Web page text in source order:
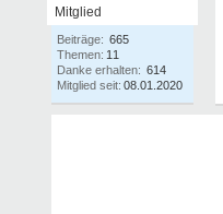
Mitglied
Beiträge: 665
Themen: 11
Danke erhalten: 614
Mitglied seit: 08.01.2020